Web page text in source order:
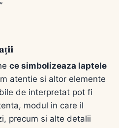
ce simbolizeaza laptele
atentie si altor elemente
de interpretat pot fi
modul in care il
precum si alte detalii